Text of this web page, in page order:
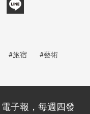
#旅宿 #藝術
電子報，每週四發